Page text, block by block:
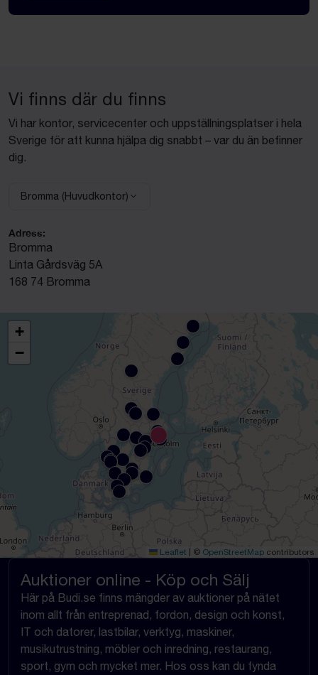
Vi finns där du finns
Vi har kontor, servicecenter och uppställningsplatser i hela
Sverige för att kunna hjälpa dig snabbt – var du än befinner
dig.
Välj anläggning:
Bromma (Huvudkontor)
Adress:
Bromma
Linta Gårdsväg 5A
168 74 Bromma
+
−
Leaflet | © OpenStreetMap contributors
Auktioner online - Köp och Sälj
Här på Budi.se finns mängder av auktioner på nätet
inom allt från entreprenad, fordon, design och konst,
IT och datorer, lastbilar, verktyg, maskiner,
musikutrustning, möbler och inredning, restaurang,
sport, gym och mycket mer. Hos oss kan du fynda